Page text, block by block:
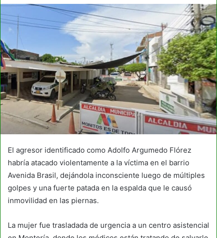
El agresor identificado como Adolfo Argumedo Flórez
habría atacado violentamente a la víctima en el barrio
Avenida Brasil, dejándola inconsciente luego de múltiples
golpes y una fuerte patada en la espalda que le causó
inmovilidad en las piernas.
La mujer fue trasladada de urgencia a un centro asistencial